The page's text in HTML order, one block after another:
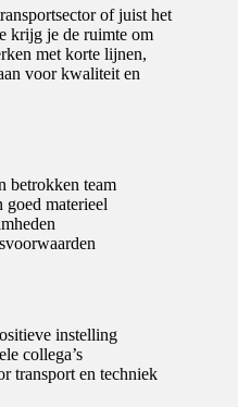
of juist het
krijg je de ruimte om
met korte lijnen,
voor kwaliteit en
betrokken team
goed materieel
instelling
collega’s
transport en techniek